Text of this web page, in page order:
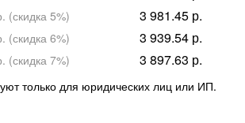
(скидка 5%) 3 981.45 р.
(скидка 6%) 3 939.54 р.
(скидка 7%) 3 897.63 р.
только для юридических лиц или ИП.